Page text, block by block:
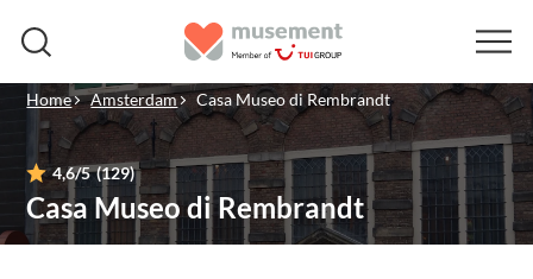
Home Amsterdam Casa Museo di Rembrandt
4,6/5 (129)
Casa Museo di Rembrandt